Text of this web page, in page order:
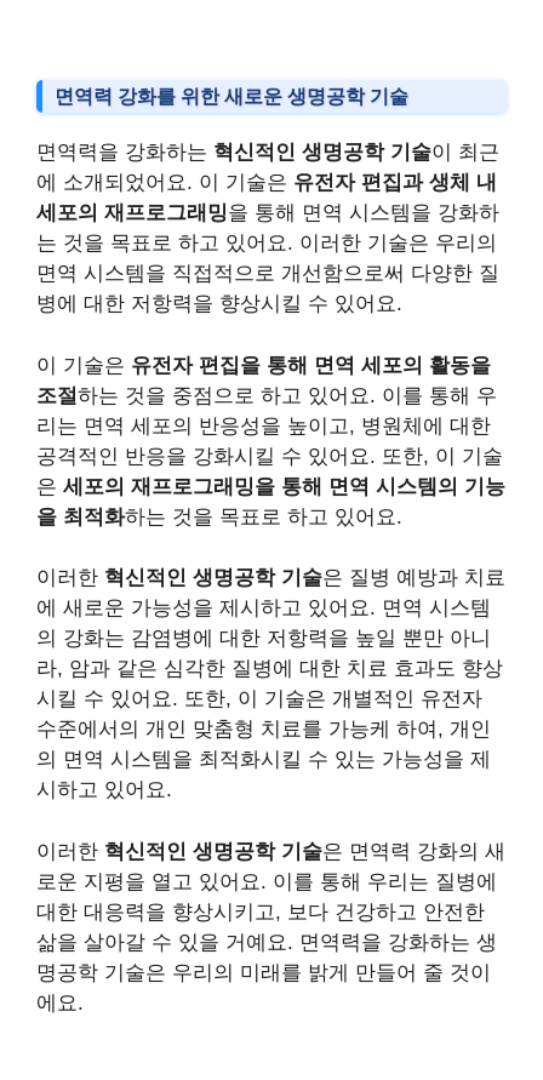
면역력 강화를 위한 새로운 생명공학 기술
면역력을 강화하는 혁신적인 생명공학 기술이 최근
에 소개되었어요. 이 기술은 유전자 편집과 생체 내
세포의 재프로그래밍을 통해 면역 시스템을 강화하
는 것을 목표로 하고 있어요. 이러한 기술은 우리의
면역 시스템을 직접적으로 개선함으로써 다양한 질
병에 대한 저항력을 향상시킬 수 있어요.
이 기술은 유전자 편집을 통해 면역 세포의 활동을
조절 하는 것을 중점으로 하고 있어요. 이를 통해 우
리는 면역 세포의 반응성을 높이고, 병원체에 대한
공격적인 반응을 강화시킬 수 있어요. 또한, 이 기술
은 세포의 재프로그래밍을 통해 면역 시스템의 기능
을 최적화하는 것을 목표로 하고 있어요.
이러한 혁신적인 생명공학 기술은 질병 예방과 치료
에 새로운 가능성을 제시하고 있어요. 면역 시스템
의 강화는 감염병에 대한 저항력을 높일 뿐만 아니
라, 암과 같은 심각한 질병에 대한 치료 효과도 향상
시킬 수 있어요. 또한, 이 기술은 개별적인 유전자
수준에서의 개인 맞춤형 치료를 가능케 하여, 개인
의 면역 시스템을 최적화시킬 수 있는 가능성을 제
시하고 있어요.
이러한 혁신적인 생명공학 기술은 면역력 강화의 새
로운 지평을 열고 있어요. 이를 통해 우리는 질병에
대한 대응력을 향상시키고, 보다 건강하고 안전한
삶을 살아갈 수 있을 거예요. 면역력을 강화하는 생
명공학 기술은 우리의 미래를 밝게 만들어 줄 것이
에요.